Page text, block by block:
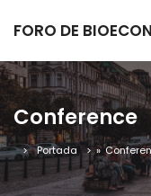
FORO DE
Conference
Portada »